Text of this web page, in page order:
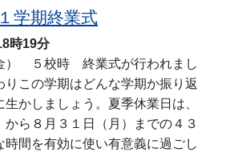
学期終業式
時19分
） ５校時 終業式が行われまし
りこの学期はどんな学期か振り返
生かしましょう。夏季休業日は、
から８月３１日（月）までの４３
時間を有効に使い有意義に過ごし